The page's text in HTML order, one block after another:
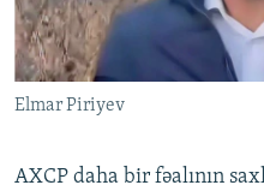
Elmar Piriyev
AXCP daha bir fəalının